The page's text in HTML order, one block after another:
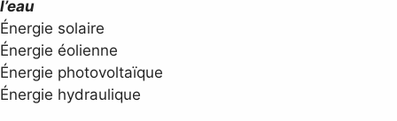
l’eau
Énergie solaire
Énergie éolienne
Énergie photovoltaïque
Énergie hydraulique